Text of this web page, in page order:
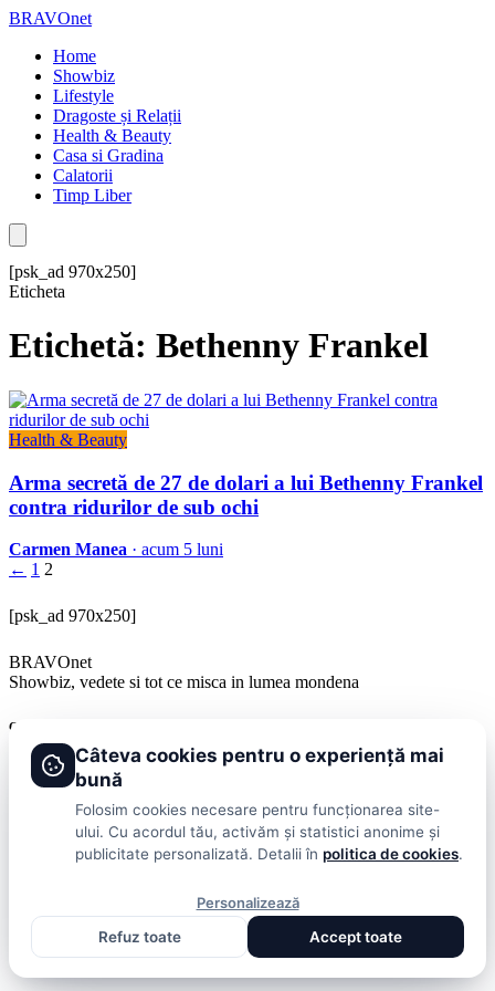
BRAVOnet
Home
Showbiz
Lifestyle
Dragoste și Relații
Health & Beauty
Casa si Gradina
Calatorii
Timp Liber
[psk_ad 970x250]
Eticheta
Etichetă: Bethenny Frankel
Health & Beauty
Arma secretă de 27 de dolari a lui Bethenny Frankel
contra ridurilor de sub ochi
Carmen Manea · acum 5 luni
← 1 2
[psk_ad 970x250]
BRAVOnet
Showbiz, vedete si tot ce misca in lumea mondena
Categorii
Showbiz Publicitate Lifestyle Health & Beauty Casa si Gradina
PublicitatePolitica De ConfidentialitateHomeTermeni și
© 2026 BRAVOnet. Toate drepturile rezervate.
Câteva cookies pentru o experiență mai
bună
Folosim cookies necesare pentru funcționarea site-
ului. Cu acordul tău, activăm și statistici anonime și
publicitate personalizată. Detalii în politica de cookies.
Personalizează
Refuz toate
Accept toate